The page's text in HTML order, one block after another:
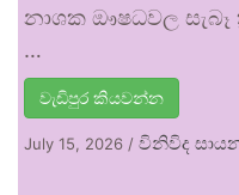
නාශක ඖෂධවල සැබෑ
…
වැඩිපුර කියවන්න
July 15, 2026 / විනිවිද